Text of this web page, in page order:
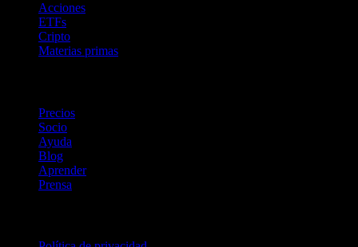
Acciones
ETFs
Cripto
Materias primas
Precios
Socio
Ayuda
Blog
Aprender
Prensa